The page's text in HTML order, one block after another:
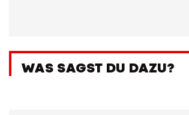
WAS SAGST DU DAZU?